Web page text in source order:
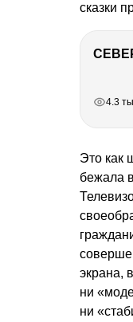
сказки
4.3
Это как
бежала
экрана,
ни
ни